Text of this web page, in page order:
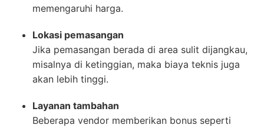
memengaruhi harga.
Lokasi pemasangan
Jika pemasangan berada di area sulit dijangkau,
misalnya di ketinggian, maka biaya teknis juga
akan lebih tinggi.
Layanan tambahan
Beberapa vendor memberikan bonus seperti